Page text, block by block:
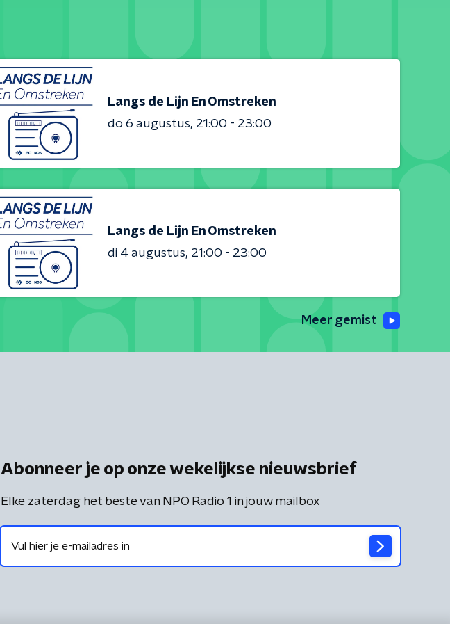
Langs de Lijn En Omstreken
do 6 augustus 21:00 - 23:00
Langs de Lijn En Omstreken
di 4 augustus 21:00 - 23:00
Meer gemist
Abonneer je op onze wekelijkse nieuwsbrief
Elke zaterdag het beste van NPO Radio 1 in jouw mailbox